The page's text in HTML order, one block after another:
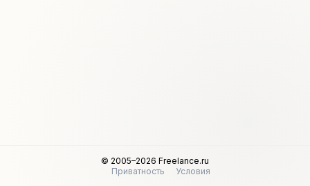
© 2005–2026 Freelance.ru
Приватность
Условия